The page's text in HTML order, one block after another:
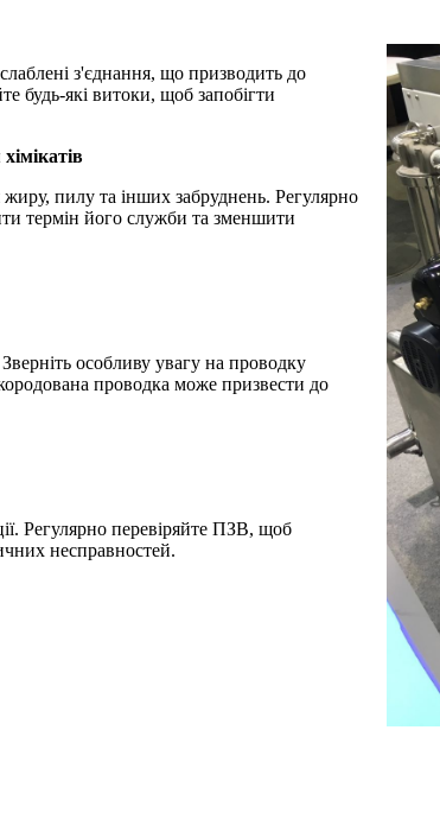
з'єднання, що призводить до
будь-які витоки, щоб запобігти
пилу та інших забруднень. Регулярно
термін його служби та зменшити
особливу увагу на проводку
проводка може призвести до
Регулярно перевіряйте ПЗВ, щоб
несправностей.